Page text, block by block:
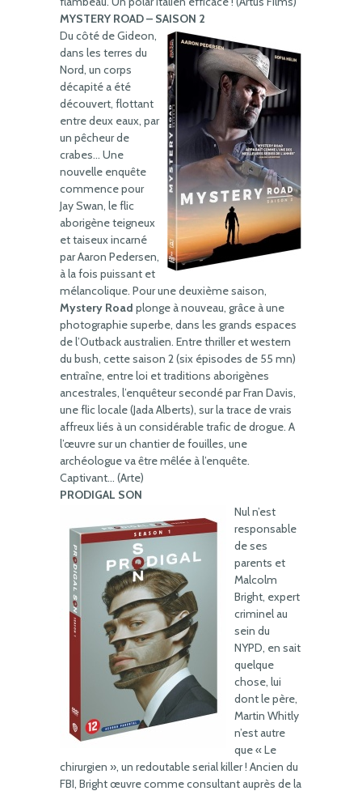
MYSTERY ROAD – SAISON 2
Du côté de Gideon,
dans les terres du
Nord, un corps
décapité a été
découvert, flottant
entre deux eaux, par
un pêcheur de
crabes… Une
nouvelle enquête
commence pour
Jay Swan, le flic
aborigène teigneux
et taiseux incarné
par Aaron Pedersen,
à la fois puissant et
mélancolique. Pour une deuxième saison,
Mystery Road plonge à nouveau, grâce à une
photographie superbe, dans les grands espaces
de l’Outback australien. Entre thriller et western
du bush, cette saison 2 (six épisodes de 55 mn)
entraîne, entre loi et traditions aborigènes
ancestrales, l’enquêteur secondé par Fran Davis,
une flic locale (Jada Alberts), sur la trace de vrais
affreux liés à un considérable trafic de drogue. A
l’œuvre sur un chantier de fouilles, une
archéologue va être mêlée à l’enquête.
Captivant… (Arte)
PRODIGAL SON
Nul n’est
responsable
de ses
parents et
Malcolm
Bright, expert
criminel au
sein du
NYPD, en sait
quelque
chose, lui
dont le père,
Martin Whitly
n’est autre
que « Le
chirurgien », un redoutable serial killer ! Ancien du
FBI, Bright œuvre comme consultant auprès de la